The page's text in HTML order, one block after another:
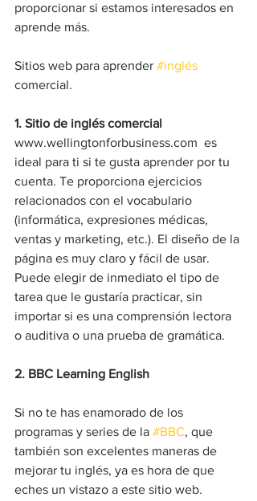
proporcionar si estamos interesados ​​en
aprende más.
Sitios web para aprender #inglés
comercial.
1. Sitio de inglés comercial
www.wellingtonforbusiness.com  es
ideal para ti si te gusta aprender por tu
cuenta. Te proporciona ejercicios
relacionados con el vocabulario
(informática, expresiones médicas,
ventas y marketing, etc.). El diseño de la
página es muy claro y fácil de usar.
Puede elegir de inmediato el tipo de
tarea que le gustaría practicar, sin
importar si es una comprensión lectora
o auditiva o una prueba de gramática.
2. BBC Learning English
Si no te has enamorado de los
programas y series de la #BBC, que
también son excelentes maneras de
mejorar tu inglés, ya es hora de que
eches un vistazo a este sitio web.